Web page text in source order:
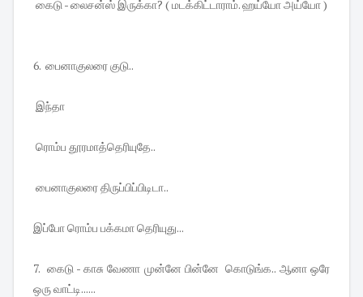
கைடு - லைசன்ஸ் இருக்கா? ( மடக்கிட்டாராம். ஹய்யோ அய்யோ )
6. பைனாகுலரை குடு..
இந்தா
ரொம்ப தூரமாத்தெரியுதே..
பைனாகுலரை திருப்பிப்பிடிடா..
இப்போ ரொம்ப பக்கமா தெரியுது...
7. கைடு - காசு வேணா முன்னே பின்னே கொடுங்க.. ஆனா ஒரே
ஒரு வாட்டி......